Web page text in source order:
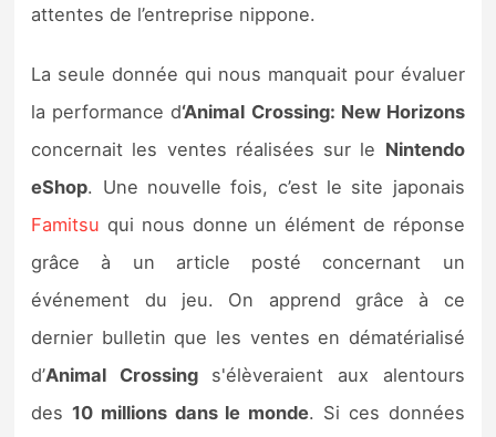
attentes de l’entreprise nippone.
La seule donnée qui nous manquait pour évaluer
la performance d‘Animal Crossing: New Horizons
concernait les ventes réalisées sur le Nintendo
eShop. Une nouvelle fois, c’est le site japonais
Famitsu qui nous donne un élément de réponse
grâce à un article posté concernant un
événement du jeu. On apprend grâce à ce
dernier bulletin que les ventes en dématérialisé
d’Animal Crossings'élèveraient aux alentours
des10 millions dans le monde. Si ces données